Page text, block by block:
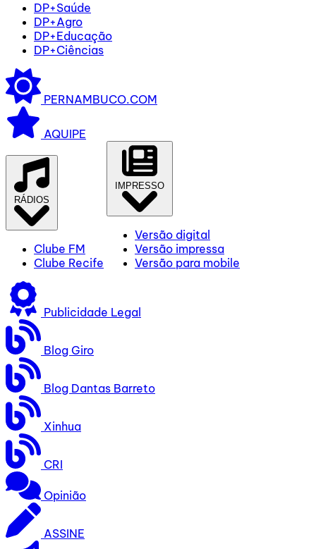
DP+Saúde
DP+Agro
DP+Educação
DP+Ciências
PERNAMBUCO.COM
AQUIPE
RÁDIOS
Clube FM
Clube Recife
IMPRESSO
Versão digital
Versão impressa
Versão para mobile
Publicidade Legal
Blog Giro
Blog Dantas Barreto
Xinhua
CRI
Opinião
ASSINE